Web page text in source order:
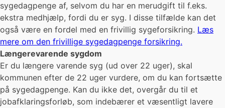
sygedagpenge af, selvom du har en merudgift til f.eks.
ekstra medhjælp, fordi du er syg. I disse tilfælde kan det
også være en fordel med en frivillig sygeforsikring. Læs
mere om den frivillige sygedagpenge forsikring.
Længerevarende sygdom
Er du længere varende syg (ud over 22 uger), skal
kommunen efter de 22 uger vurdere, om du kan fortsætte
på sygedagpenge. Kan du ikke det, overgår du til et
jobafklaringsforløb, som indebærer et væsentligt lavere